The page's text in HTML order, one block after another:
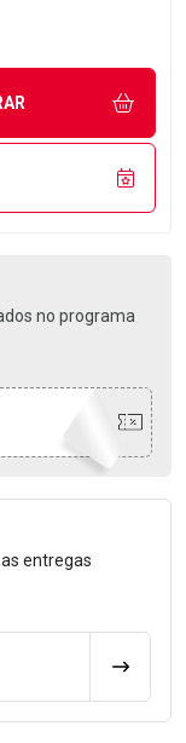
UNIDADE
no programa
entregas